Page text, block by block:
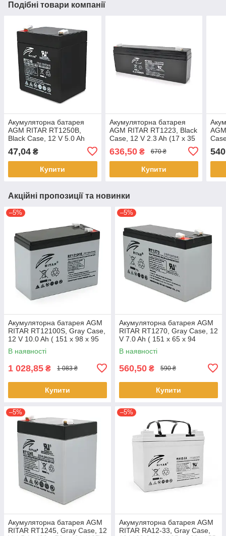
Подібні товари компанії
Акумуляторна батарея
AGM RITAR RT1250B,
Black Case, 12 V 5.0 Ah
(90 х70 х 101 (107)), 1.42
kg Q10
47,04 ₴
Купити
Акумуляторна батарея
AGM RITAR RT1223, Black
Case, 12 V 2.3 Ah (17 х 35
636,50₴ 670 ₴
Купити
540
Акційні пропозиції та новинки
–5%
Акумуляторна батарея AGM
RITAR RT12100S, Gray Case,
12 V 10.0 Ah ( 151 х 98 х 95
(101)), 3.5 kg Q8
В наявності
1 028,85 ₴ 1 083 ₴
Купити
–5%
Акумуляторна батарея AGM
RITAR RT1270, Gray Case, 12
V 7.0 Ah ( 151 х 65 х 94
(100)), 1.94 kg Q10
В наявності
560,50 ₴ 590 ₴
Купити
–5%
Акумуляторна батарея AGM
RITAR RT1245, Gray Case, 12
–5%
Акумуляторна батарея AGM
RITAR RA12-33, Gray Case,